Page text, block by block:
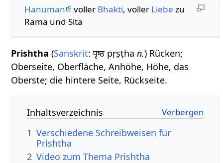
Hanuman voller Bhakti, voller Liebe zu
Rama und Sita
Prishtha (Sanskrit: पृष्ठ pṛṣṭhan.) Rücken;
Oberseite, Oberfläche, Anhöhe, Höhe, das
Oberste; die hintere Seite, Rückseite.
Inhaltsverzeichnis
1 Verschiedene Schreibweisen für
Prishtha
2 Video zum Thema Prishtha